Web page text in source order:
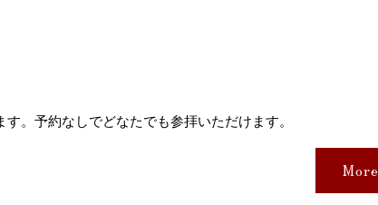
。予約なしでどなたでも参拝いただけます。
More